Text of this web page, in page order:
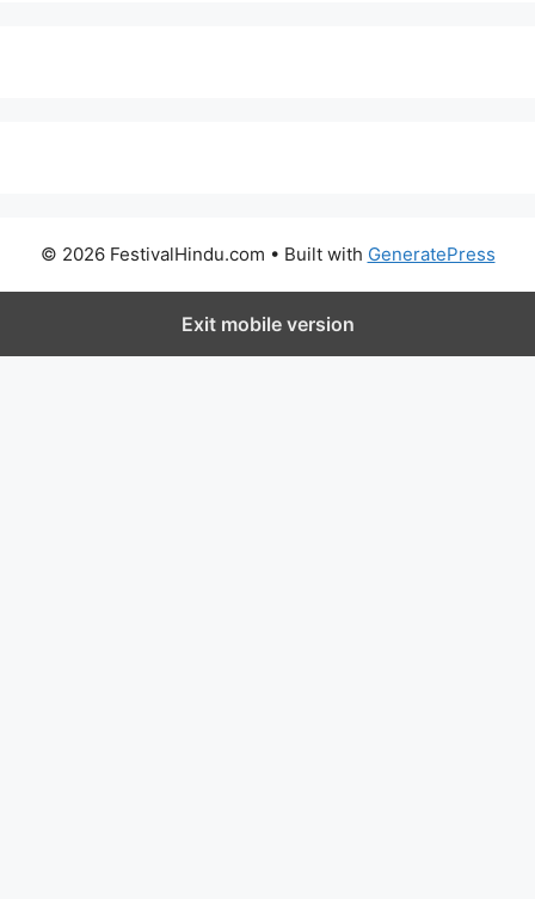
© 2026 FestivalHindu.com • Built with GeneratePress
Exit mobile version